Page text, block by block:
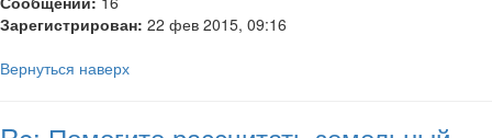
Зарегистрирован: 22 фев 2015, 09:16
Вернуться наверх